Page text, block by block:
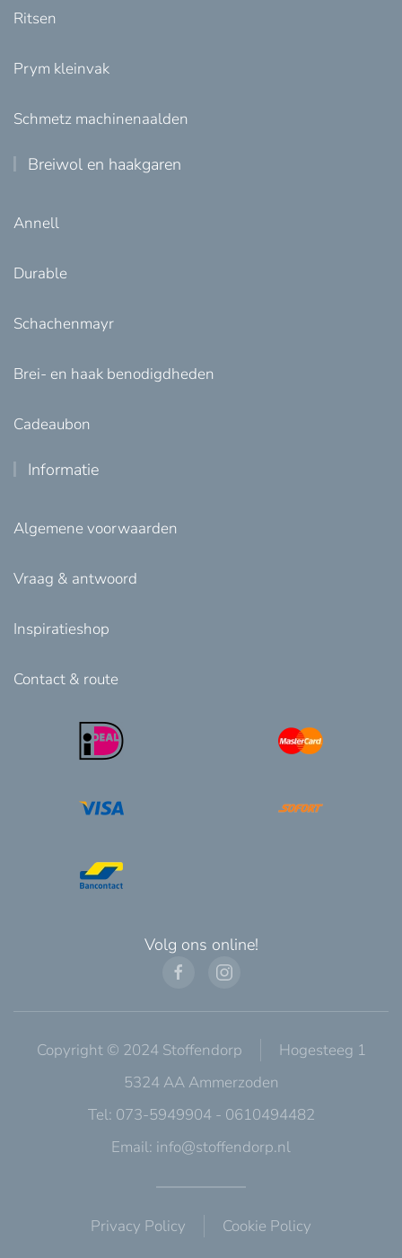
Ritsen
Prym kleinvak
Schmetz machinenaalden
Breiwol en haakgaren
Annell
Durable
Schachenmayr
Brei- en haak benodigdheden
Cadeaubon
Informatie
Algemene voorwaarden
Vraag & antwoord
Inspiratieshop
Contact & route
Volg ons online!
Copyright © 2024 Stoffendorp
Hogesteeg 1
5324 AA Ammerzoden
Tel: 073-5949904 - 0610494482
Email: info@stoffendorp.nl
Privacy Policy Cookie Policy